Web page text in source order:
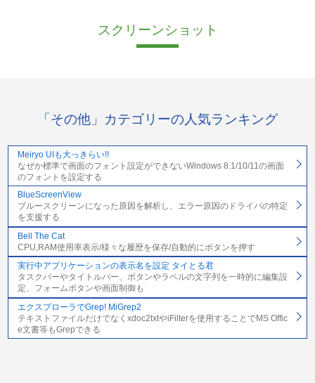
スクリーンショット
「その他」カテゴリーの人気ランキング
Meiryo UIも大っきらい!!
なぜか標準で画面のフォント設定ができないWindows 8.1/10/11の画面
のフォントを設定する
BlueScreenView
ブルースクリーンになった原因を解析し、エラー原因のドライバの特定
を支援する
Bell The Cat
CPU,RAM使用率表示/様々な履歴を保存/自動的にボタンを押す
実行中アプリケーションの表示名を設定 タイとる君
タスクバーやタイトルバー、ボタンやラベルの文字列を一時的に編集設
定、フォームボタンや画面制御も
エクスプローラでGrep! MiGrep2
テキストファイルだけでなくxdoc2txtやiFilterを使用することでMS Offic
e文書等もGrepできる